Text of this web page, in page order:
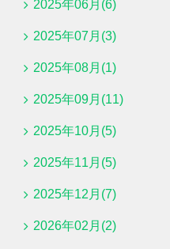
2025年06月(6)
2025年07月(3)
2025年08月(1)
2025年09月(11)
2025年10月(5)
2025年11月(5)
2025年12月(7)
2026年02月(2)